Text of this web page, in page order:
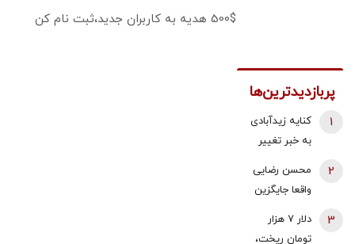
500$ هدیه به کاربران جدید،ثبت نام کن
پربازدیدترین‌ها
کنایه زیدآبادی
به خبر تغییر
عالی امنیت
محمدباقر خرازی
خیلی هم از
1
محسن رضایی
واقعا جایگزین
شورای عالی
2
دلار ۷ هزار
تومان ریخت،
3